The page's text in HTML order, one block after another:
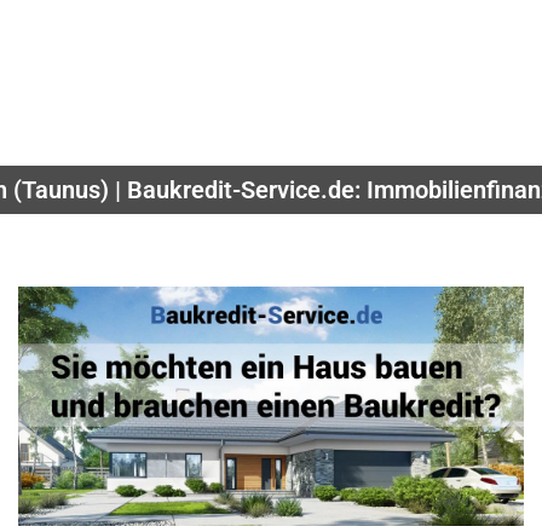
(Taunus) | Baukredit-Service.de: